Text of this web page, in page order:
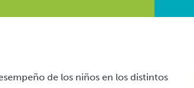
de los niños en los distintos